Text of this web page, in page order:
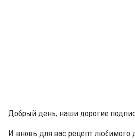
Добрый день, наши дорогие
И вновь для вас рецепт любимого